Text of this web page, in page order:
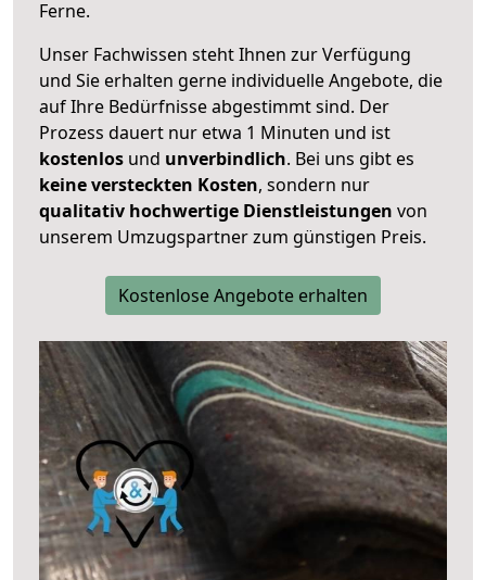
Ferne.
Unser Fachwissen steht Ihnen zur Verfügung
und Sie erhalten gerne individuelle Angebote, die
auf Ihre Bedürfnisse abgestimmt sind. Der
Prozess dauert nur etwa 1 Minuten und ist
kostenlos und unverbindlich. Bei uns gibt es
keine versteckten Kosten, sondern nur
qualitativ hochwertige Dienstleistungen von
unserem Umzugspartner zum günstigen Preis.
Kostenlose Angebote erhalten